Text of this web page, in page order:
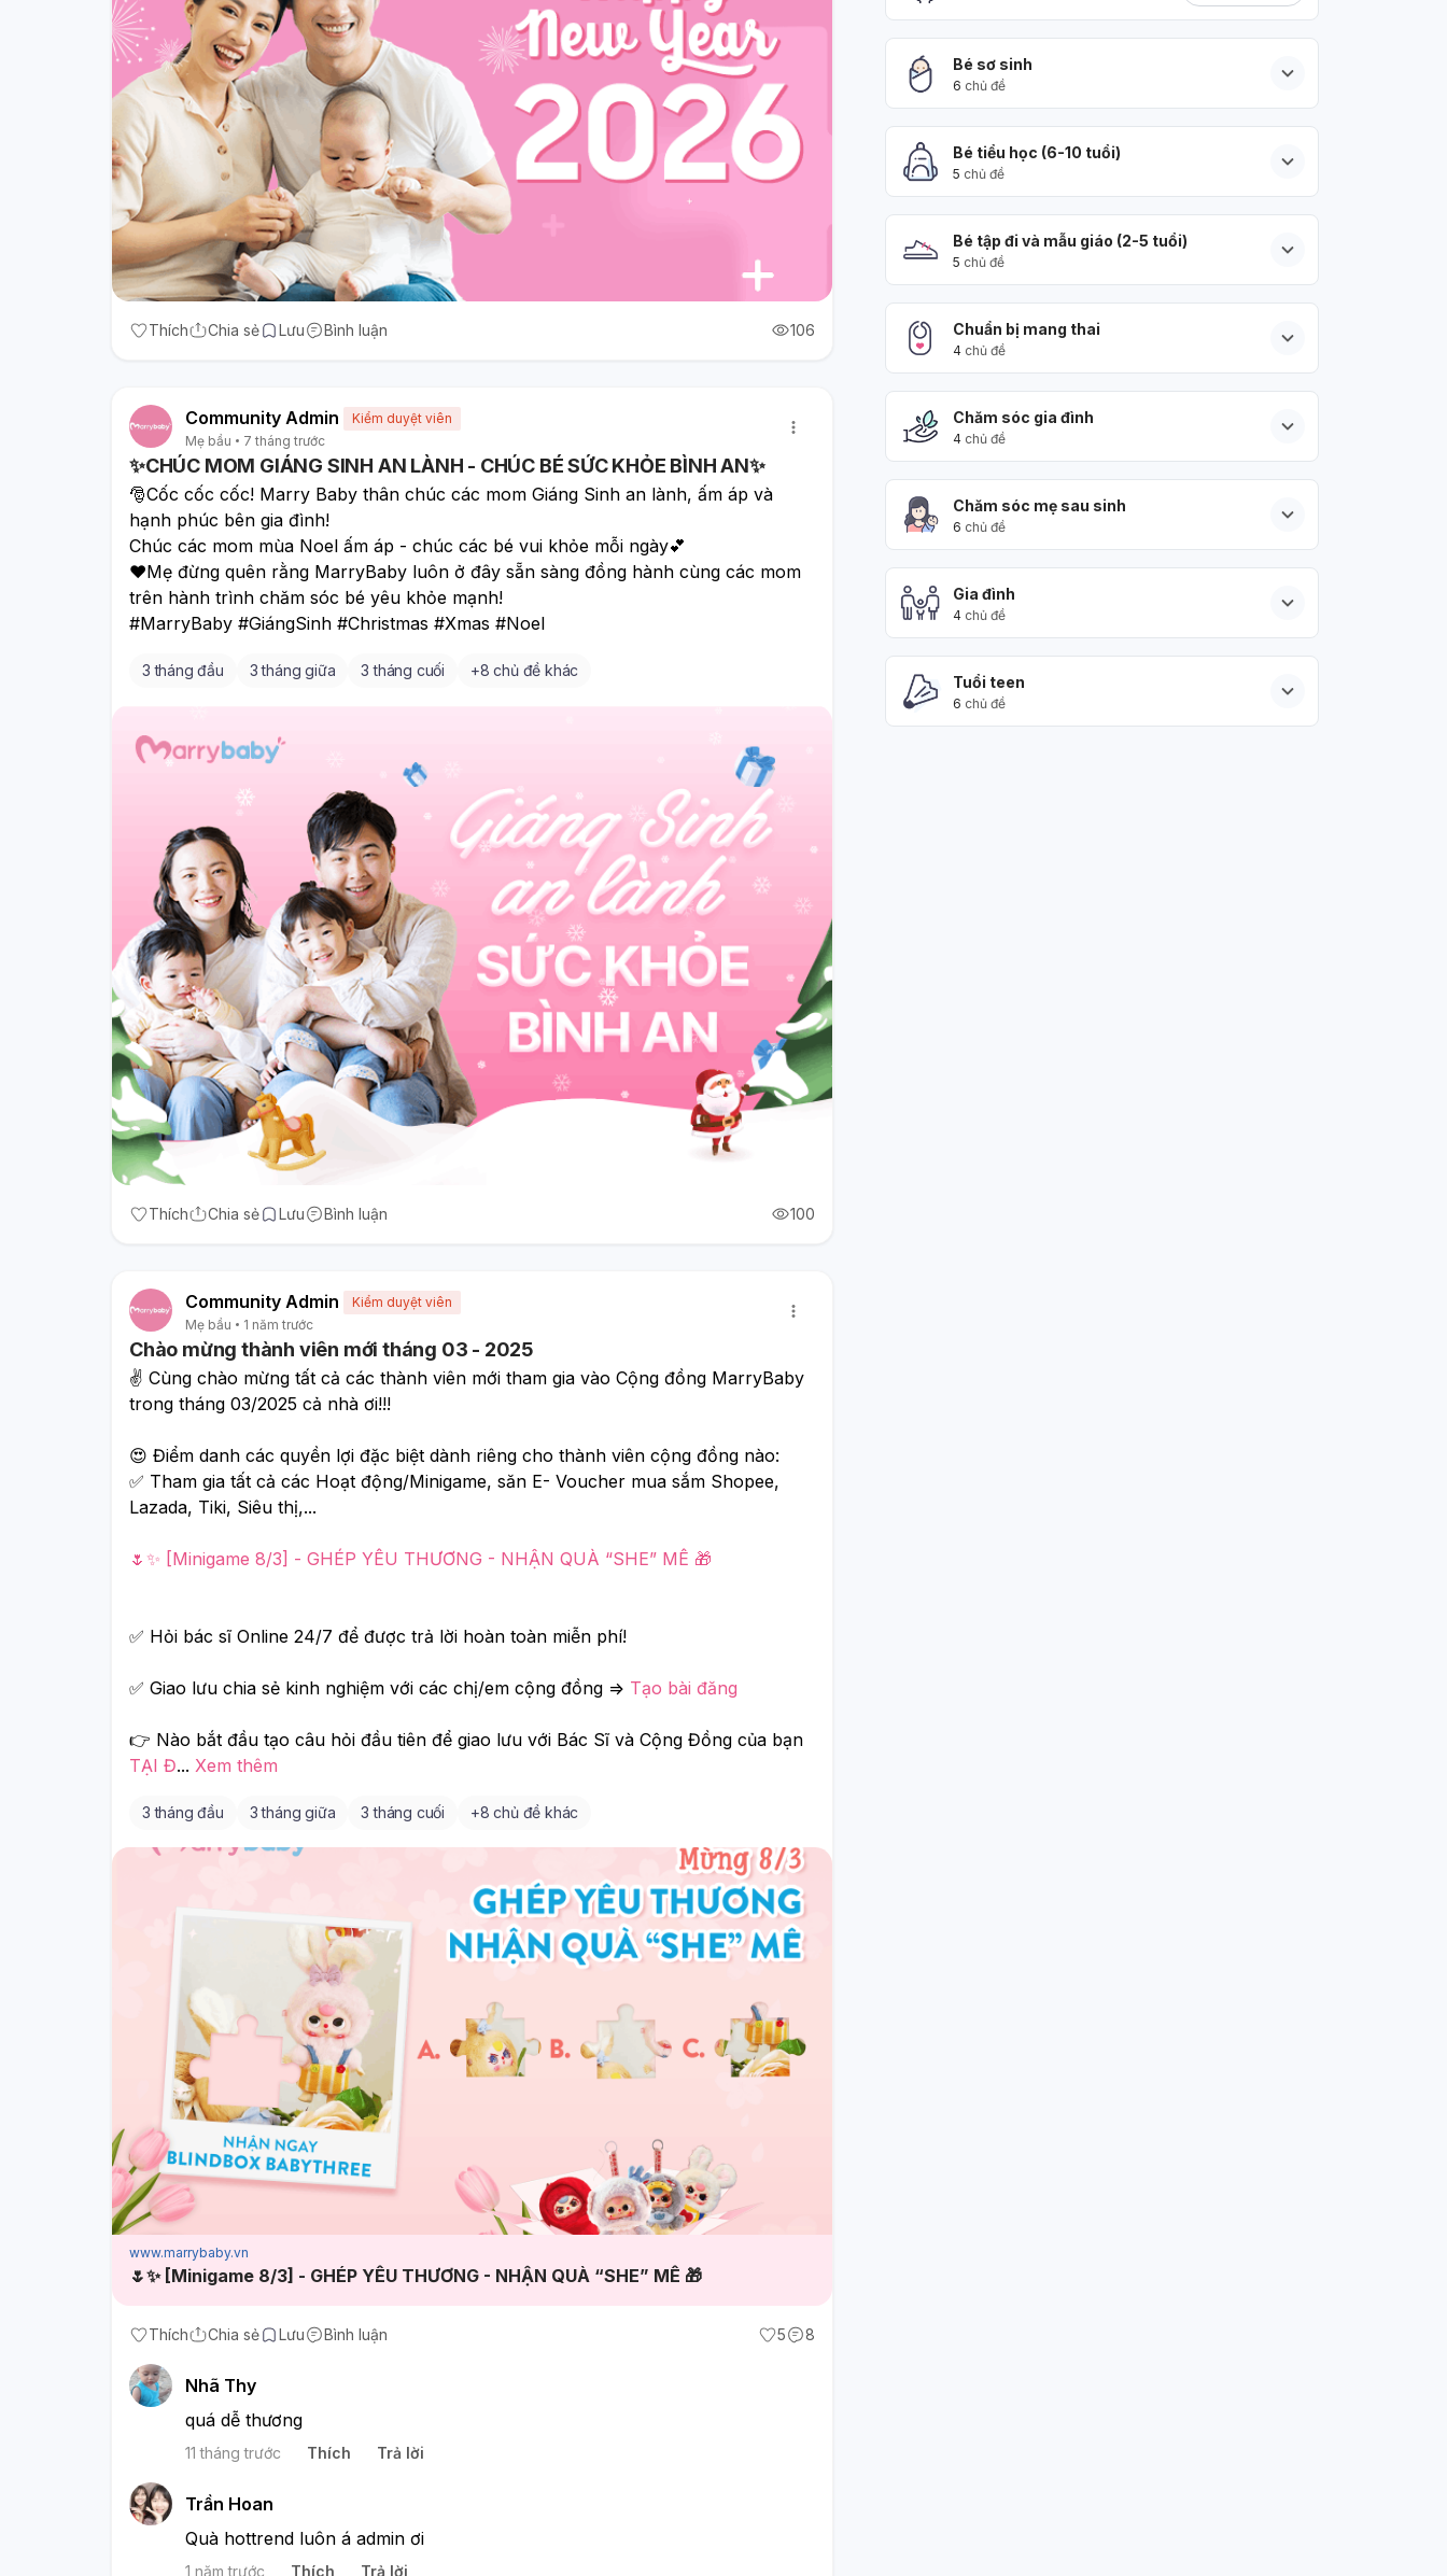
Thích Chia sẻ Lưu Bình luận 106
Community Admin
Kiểm duyệt viên
Mẹ bầu
7 tháng trước
✨CHÚC MOM GIÁNG SINH AN LÀNH - CHÚC BÉ SỨC KHỎE BÌNH AN✨
🎅Cốc cốc cốc! Marry Baby thân chúc các mom Giáng Sinh an lành, ấm áp và
hạnh phúc bên gia đình!
Chúc các mom mùa Noel ấm áp - chúc các bé vui khỏe mỗi ngày💕
❤️Mẹ đừng quên rằng MarryBaby luôn ở đây sẵn sàng đồng hành cùng các mom
trên hành trình chăm sóc bé yêu khỏe mạnh!
#MarryBaby #GiángSinh #Christmas #Xmas #Noel
3 tháng đầu 3 tháng giữa 3 tháng cuối +8 chủ đề khác
Thích Chia sẻ Lưu Bình luận 100
Community Admin
Kiểm duyệt viên
Mẹ bầu
1 năm trước
Chào mừng thành viên mới tháng 03 - 2025
✌️ Cùng chào mừng tất cả các thành viên mới tham gia vào Cộng đồng MarryBaby
trong tháng 03/2025 cả nhà ơi!!!
😍 Điểm danh các quyền lợi đặc biệt dành riêng cho thành viên cộng đồng nào:
✅ Tham gia tất cả các Hoạt động/Minigame, săn E- Voucher mua sắm Shopee,
Lazada, Tiki, Siêu thị,...
🌷✨ [Minigame 8/3] - GHÉP YÊU THƯƠNG - NHẬN QUÀ “SHE” MÊ 🎁
✅ Hỏi bác sĩ Online 24/7 để được trả lời hoàn toàn miễn phí!
✅ Giao lưu chia sẻ kinh nghiệm với các chị/em cộng đồng => Tạo bài đăng
TẠI Đ... Xem thêm
3 tháng đầu 3 tháng giữa 3 tháng cuối +8 chủ đề khác
www.marrybaby.vn
🌷✨ [Minigame 8/3] - GHÉP YÊU THƯƠNG - NHẬN QUÀ “SHE” MÊ 🎁
Thích Chia sẻ Lưu Bình luận 5 8
Nhã Thy
quá dễ thương
11 tháng trước Thích Trả lời
Trần Hoan
Quà hottrend luôn á admin ơi
1 năm trước Thích Trả lời
Bé sơ sinh
6 chủ đề
Bé tiểu học (6-10 tuổi)
5 chủ đề
Bé tập đi và mẫu giáo (2-5 tuổi)
5 chủ đề
Chuẩn bị mang thai
4 chủ đề
Chăm sóc gia đình
4 chủ đề
Chăm sóc mẹ sau sinh
6 chủ đề
Gia đình
4 chủ đề
Tuổi teen
6 chủ đề